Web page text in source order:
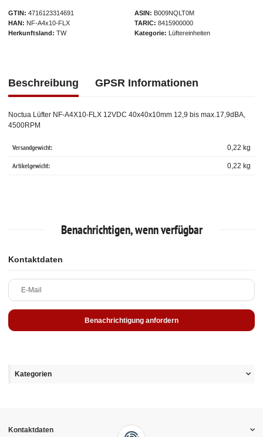
GTIN 4716123314691
HAN
NF-A4x10-FLX
Herkunftsland
TW
ASIN
B009NQLT0M
TARIC
8415900000
Kategorie
Lüftereinheiten
Beschreibung GPSR Informationen
Noctua Lüfter NF-A4X10-FLX 12VDC 40x40x10mm 12,9 bis max.17,9dBA,
4500RPM
Versandgewicht: 0,22 kg
Artikelgewicht: 0,22 kg
Benachrichtigen, wenn verfügbar
Kontaktdaten
E-Mail
Benachrichtigung anfordern
Kategorien
Kontaktdaten